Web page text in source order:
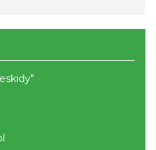
dzieci - owady i